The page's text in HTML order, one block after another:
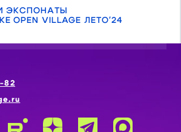
ЭКСПОНАТЫ
OPEN VILLAGE ЛЕТО'24
82